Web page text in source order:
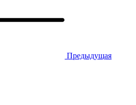
Предыдущая